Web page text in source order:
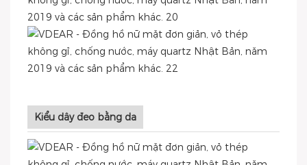
Kiểu dây đeo bằng da